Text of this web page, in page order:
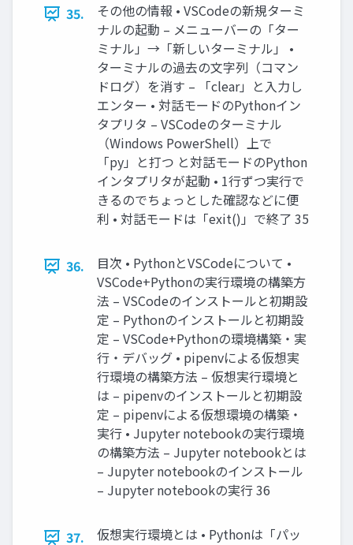
35.
その他の情報 • VSCodeの新規ターミ
ナルの起動 – メニューバーの「ター
ミナル」→「新しいターミナル」 •
ターミナルの過去の文字列（コマン
ドログ）を消す – 「clear」と入力し
エンター • 対話モードのPythonイン
タプリタ – VSCodeのターミナル
（Windows PowerShell）上で
「py」と打つ と対話モードのPython
インタプリタが起動 • 1行ずつ実行で
きるのでちょっとした確認などに便
利 • 対話モードは「exit()」で終了 35
36.
目次 • PythonとVSCodeについて •
VSCode+Pythonの実行環境の構築方
法 – VSCodeのインストールと初期設
定 – Pythonのインストールと初期設
定 – VSCode+Pythonの環境構築・実
行・デバッグ • pipenvによる仮想実
行環境の構築方法 – 仮想実行環境と
は – pipenvのインストールと初期設
定 – pipenvによる仮想環境の構築・
実行 • Jupyter notebookの実行環境
の構築方法 – Jupyter notebookとは
– Jupyter notebookのインストール
– Jupyter notebookの実行 36
37.
仮想実行環境とは • Pythonは「パッ